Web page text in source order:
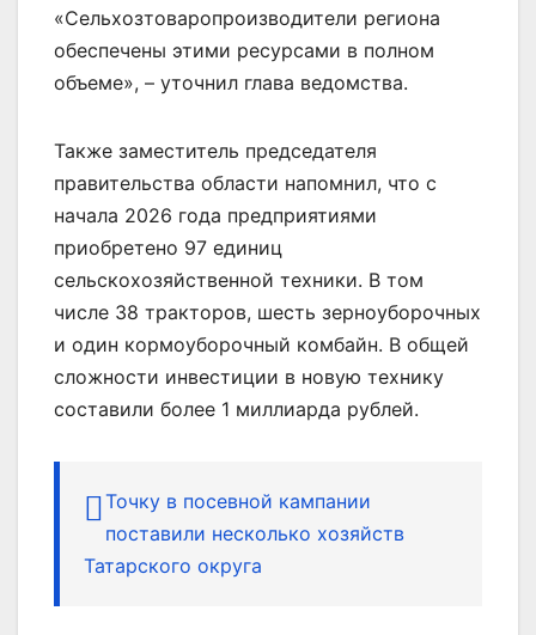
«Сельхозтоваропроизводители региона
обеспечены этими ресурсами в полном
объеме», – уточнил глава ведомства.
Также заместитель председателя
правительства области напомнил, что с
начала 2026 года предприятиями
приобретено 97 единиц
сельскохозяйственной техники. В том
числе 38 тракторов, шесть зерноуборочных
и один кормоуборочный комбайн. В общей
сложности инвестиции в новую технику
составили более 1 миллиарда рублей.
Точку в посевной кампании
поставили несколько хозяйств
Татарского округа